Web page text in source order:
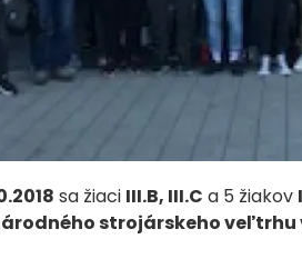
sa žiaci III.B, III.C a 5 žiakov
strojárskeho veľtrhu